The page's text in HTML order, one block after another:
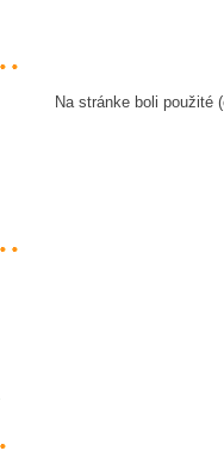
Na stránke boli použité